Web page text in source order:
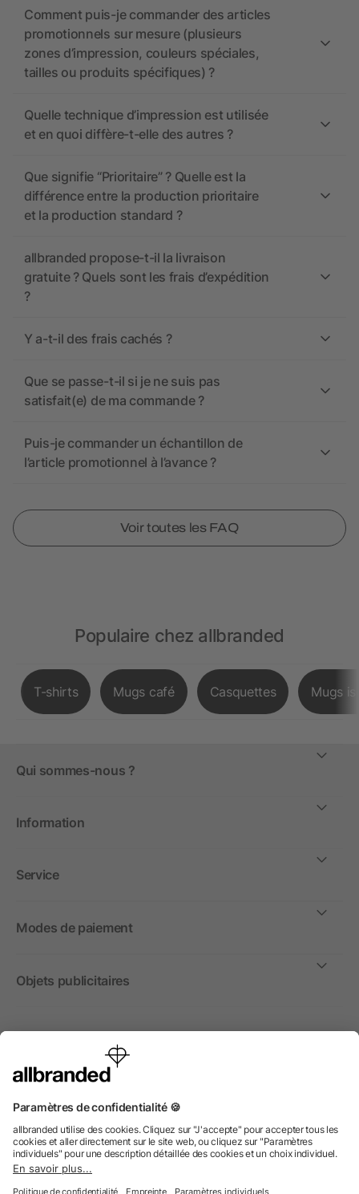
Comment puis-je commander des articles
promotionnels sur mesure (plusieurs
zones d’impression, couleurs spéciales,
tailles ou produits spécifiques) ?
Quelle technique d’impression est utilisée
et en quoi diffère-t-elle des autres ?
Que signifie “Prioritaire” ? Quelle est la
différence entre la production prioritaire
et la production standard ?
allbranded propose-t-il la livraison
gratuite ? Quels sont les frais d’expédition
?
Y a-t-il des frais cachés ?
Que se passe-t-il si je ne suis pas
satisfait(e) de ma commande ?
Puis-je commander un échantillon de
l’article promotionnel à l’avance ?
Voir toutes les FAQ
Populaire chez allbranded
T-shirts Mugs café Casquettes Mugs
Qui sommes-nous ?
Information
Service
Modes de paiement
Objets publicitaires
International